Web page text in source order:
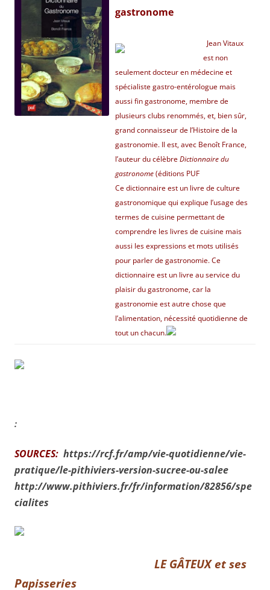
gastronome
Jean Vitaux
est non
seulement docteur en médecine et
spécialiste gastro-entérologue mais
aussi fin gastronome, membre de
plusieurs clubs renommés, et, bien sûr,
grand connaisseur de l’Histoire de la
gastronomie. Il est, avec Benoît France,
l’auteur du célèbreDictionnaire du
gastronome(éditions PUF
Ce dictionnaire est un livre de culture
gastronomique qui explique l’usage des
termes de cuisine permettant de
comprendre les livres de cuisine mais
aussi les expressions et mots utilisés
pour parler de gastronomie. Ce
dictionnaire est un livre au service du
plaisir du gastronome, car la
gastronomie est autre chose que
l’alimentation, nécessité quotidienne de
tout un chacun.
:
SOURCES: https://rcf.fr/amp/vie-quotidienne/vie-
pratique/le-pithiviers-version-sucree-ou-salee
http://www.pithiviers.fr/fr/information/82856/spe
cialites
LE GÂTEUX et ses
Papisseries